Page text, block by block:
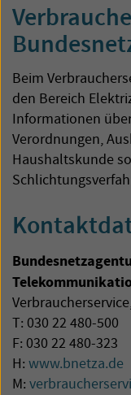
Beim
den Bereich
Informationen
Verordnungen,
Haushaltskunde
T: 030 22 480-500
F: 030 22 480-323
H: www.bnetza.de
M: